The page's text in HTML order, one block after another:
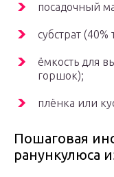
посадочный
субстрат
ёмкость для
горшок);
плёнка или
Пошаговая
ранункулюса